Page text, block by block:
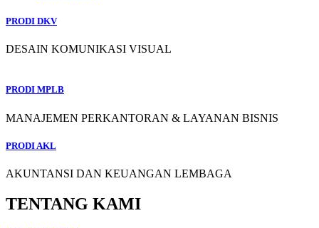
PRODI DKV
DESAIN KOMUNIKASI VISUAL
PRODI MPLB
MANAJEMEN PERKANTORAN & LAYANAN BISNIS
PRODI AKL
AKUNTANSI DAN KEUANGAN LEMBAGA
TENTANG KAMI